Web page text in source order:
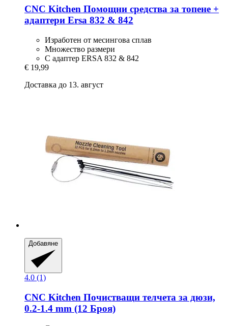
CNC Kitchen Помощни средства за топене +
адаптери Ersa 832 & 842
Изработен от месингова сплав
Множество размери
С адаптер ERSA 832 & 842
€ 19,99
Доставка до 13. август
Добавяне
4.0 (1)
CNC Kitchen Почистващи телчета за дюзи,
0.2-​1.4 mm (12 Броя)